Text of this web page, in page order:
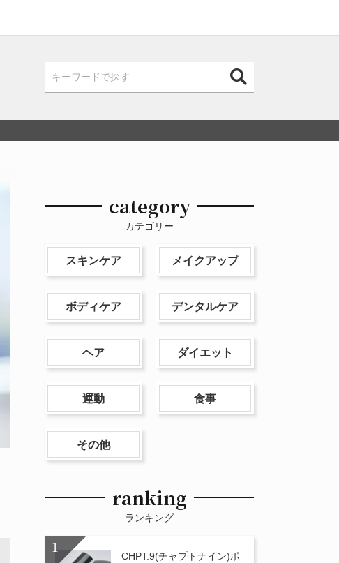
category
カテゴリー
スキンケア メイクアップ
ボディケア デンタルケア
ヘア ダイエット
運動 食事
その他
ranking
ランキング
CHPT.9(チャプトナイン)ポ